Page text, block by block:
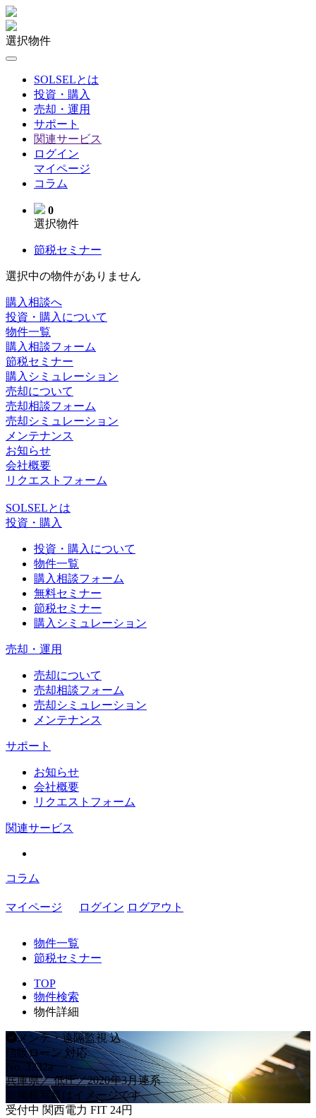
選択物件
SOLSELとは
投資・購入
売却・運用
サポート
関連サービス
ログイン
マイページ
コラム
0
選択物件
節税セミナー
選択中の物件がありません
購入相談へ
投資・購入について
物件一覧
購入相談フォーム
節税セミナー
購入シミュレーション
売却について
売却相談フォーム
売却シミュレーション
メンテナンス
お知らせ
会社概要
リクエストフォーム
SOLSELとは
投資・購入
投資・購入について
物件一覧
購入相談フォーム
無料セミナー
節税セミナー
購入シミュレーション
売却・運用
売却について
売却相談フォーム
売却シミュレーション
メンテナンス
サポート
お知らせ
会社概要
リクエストフォーム
関連サービス
コラム
マイページ ログイン ログアウト
物件一覧
節税セミナー
TOP
物件検索
物件詳細
メンテ・遠隔監視 込
信販ローン 対応
No. 3232a
兵庫県／ 低圧／2020年3月連系
※掲載写真はイメージです
受付中 関西電力 FIT 24円